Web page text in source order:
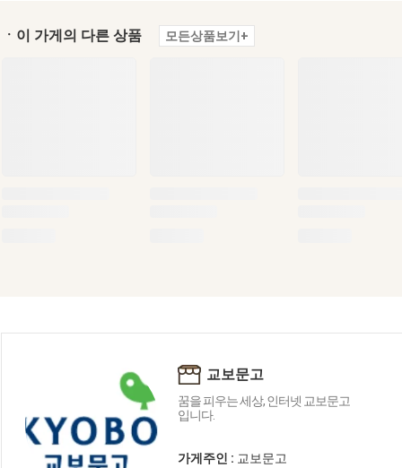
ㆍ이 가게의 다른 상품 모든상품보기+
교보문고
꿈을 피우는 세상, 인터넷 교보문고
입니다.
가게주인 : 교보문고